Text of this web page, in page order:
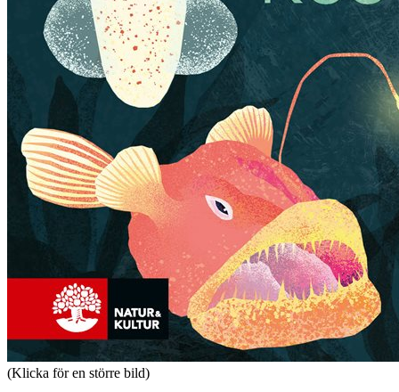
(Klicka för en större bild)